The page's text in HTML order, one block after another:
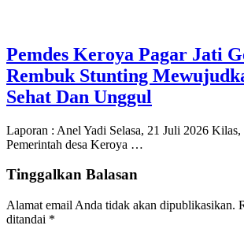
Pemdes Keroya Pagar Jati
Rembuk Stunting
Sehat Dan Unggul
Laporan : Anel Yadi Selasa, 21 Juli 2026
Pemerintah desa Keroya …
Tinggalkan Balasan
Alamat email Anda tidak akan dipublikasikan.
ditandai *